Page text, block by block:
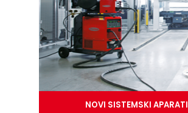
NOVI SISTEMSKI APARATI